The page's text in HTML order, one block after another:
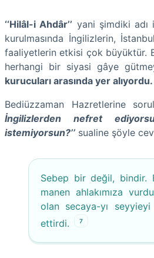
‘‘Hilâl-i Ahdâr’’ yani şimdiki adı
kurulmasında İngilizlerin,
faaliyetlerin etkisi çok büyüktür.
herhangi bir siyasi gâye
kurucuları arasında yer alıyordu.
Bediüzzaman Hazretlerine
İngilizlerden nefret
istemiyorsun?’’ sualine şöyle
Sebep bir değil, bindir.
manen ahlakımıza
olan secaya-yı
ettirdi.
7